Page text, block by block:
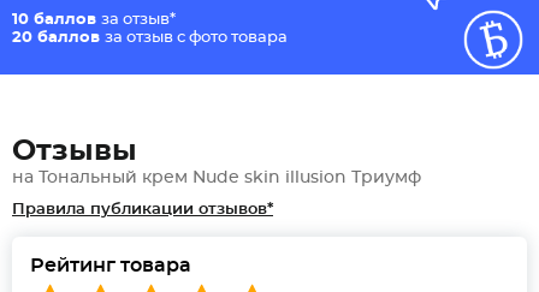
10 баллов за отзыв*
20 баллов за отзыв с фото товара
Отзывы
на Тональный крем Nude skin illusion Триумф
Правила публикации отзывов*
Рейтинг товара